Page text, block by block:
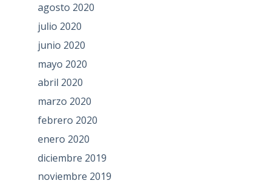
agosto 2020
julio 2020
junio 2020
mayo 2020
abril 2020
marzo 2020
febrero 2020
enero 2020
diciembre 2019
noviembre 2019